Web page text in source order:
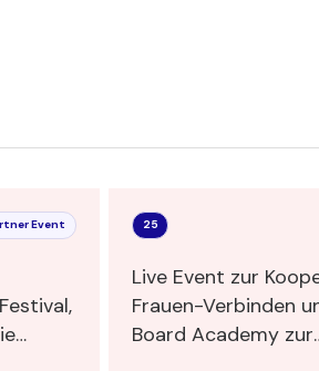
Event 25
Live Event zur
Frauen-Verbinden
Board Academy zur